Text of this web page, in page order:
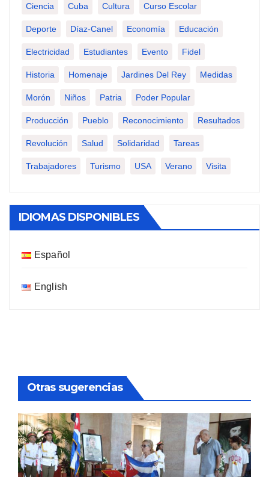
Ciencia Cuba Cultura Curso Escolar
Deporte Díaz-Canel Economía Educación
Electricidad Estudiantes Evento Fidel
Historia Homenaje Jardines Del Rey Medidas
Morón Niños Patria Poder Popular
Producción Pueblo Reconocimiento Resultados
Revolución Salud Solidaridad Tareas
Trabajadores Turismo USA Verano Visita
IDIOMAS DISPONIBLES
Español
English
Otras sugerencias